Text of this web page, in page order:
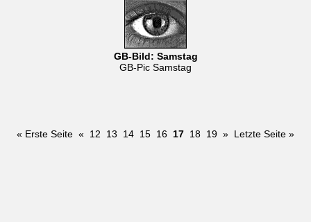
GB-Bild: Samstag
GB-Pic Samstag
« Erste Seite « 12 13 14 15 16 17 18 19 » Letzte Seite »